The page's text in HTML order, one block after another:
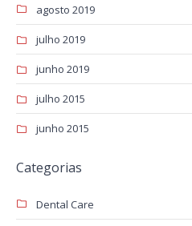
agosto 2019
julho 2019
junho 2019
julho 2015
junho 2015
Categorias
Dental Care